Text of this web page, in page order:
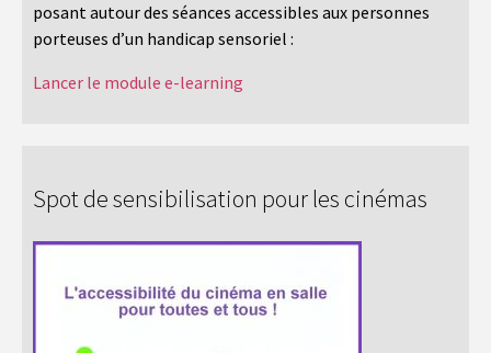
posant autour des séances accessibles aux personnes
porteuses d’un handicap sensoriel :
Lancer le module e-learning
Spot de sensibilisation pour les cinémas